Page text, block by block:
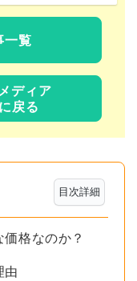
一覧
ディア
戻る
目次詳細
格なのか？
由